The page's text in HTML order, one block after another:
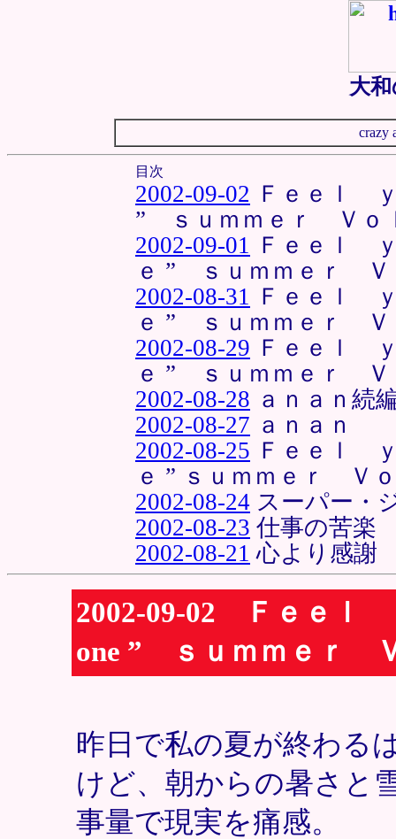
大
crazy
目次
2002-09-02 Ｆｅｅｌ
” ｓｕｍｍｅｒ Ｖ
2002-09-01
Ｆｅｅｌ
ｅ ” ｓｕｍｍｅｒ Ｖ
2002-08-31
Ｆｅｅｌ
ｅ ” ｓｕｍｍｅｒ Ｖ
2002-08-29 Ｆｅｅｌ
ｅ ” ｓｕｍｍｅｒ Ｖ
2002-08-28 ａｎａｎ続
2002-08-27 ａｎａｎ
2002-08-25 Ｆｅｅｌ
ｅ ” ｓｕｍｍｅｒ Ｖ
2002-08-24 スーパー・
2002-08-23 仕事の苦楽
2002-08-21 心より感謝
2002-09-02 Ｆｅｅ
one ” ｓｕｍｍｅｒ
昨日で私の夏が終わる
けど、朝からの暑さと
事量で現実を痛感。